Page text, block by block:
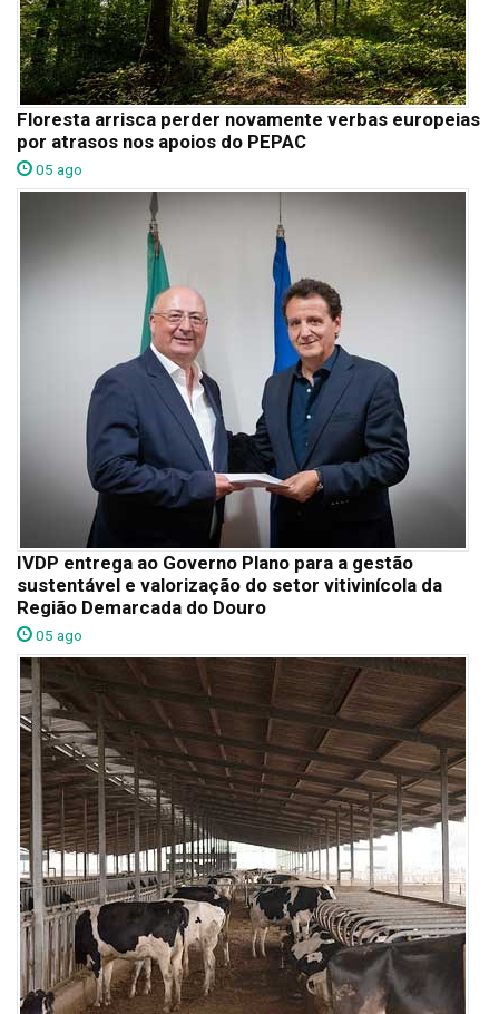
Floresta arrisca perder novamente verbas europeias
por atrasos nos apoios do PEPAC
05 ago
IVDP entrega ao Governo Plano para a gestão
sustentável e valorização do setor vitivinícola da
Região Demarcada do Douro
05 ago